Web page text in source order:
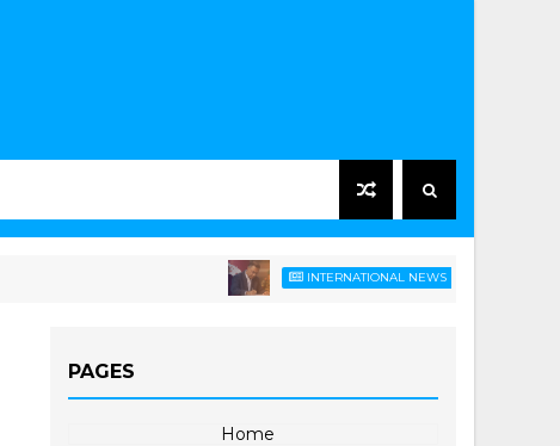
INTERNATIONAL NEWS အိန္ဒိယကနေ ဟာဆီနာ
PAGES
Home